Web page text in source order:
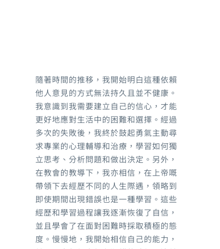
隨著時間的推移，我開始明白這種依賴
他人意見的方式無法持久且並不健康。
我意識到我需要建立自己的信心，才能
更好地應對生活中的困難和選擇。經過
多次的失敗後，我終於鼓起勇氣主動尋
求專業的心理輔導和治療，學習如何獨
立思考、分析問題和做出決定。另外，
在教會的教導下，我亦相信，在上帝嘅
帶領下去經歷不同的人生際遇，領略到
即使期間出現錯誤也是一種學習。這些
經歷和學習過程讓我逐漸恢復了自信，
並且學會了在面對困難時採取積極的態
度。慢慢地，我開始相信自己的能力，